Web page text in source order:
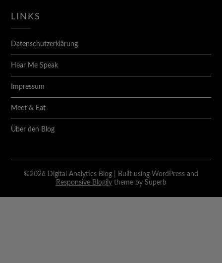
LINKS
Datenschutzerklärung
Hear Me Speak
Impressum
Meet & Eat
Über den Blog
©2026 Digital Analytics Blog
| Built using WordPress and
Responsive Blogilytheme by Superb